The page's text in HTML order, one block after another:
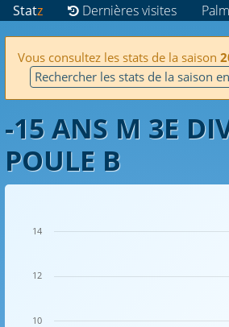
Statz Dernières visites
Vous consultez les stats de la saison
Rechercher les stats de la saison
-15 ANS M 3E
POULE B
10
12
14